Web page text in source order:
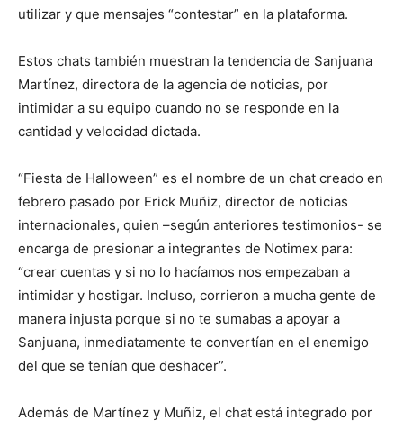
utilizar y que mensajes “contestar” en la plataforma.
Estos chats también muestran la tendencia de Sanjuana
Martínez, directora de la agencia de noticias, por
intimidar a su equipo cuando no se responde en la
cantidad y velocidad dictada.
“Fiesta de Halloween” es el nombre de un chat creado en
febrero pasado por Erick Muñiz, director de noticias
internacionales, quien –según anteriores testimonios- se
encarga de presionar a integrantes de Notimex para:
“crear cuentas y si no lo hacíamos nos empezaban a
intimidar y hostigar. Incluso, corrieron a mucha gente de
manera injusta porque si no te sumabas a apoyar a
Sanjuana, inmediatamente te convertían en el enemigo
del que se tenían que deshacer”.
Además de Martínez y Muñiz, el chat está integrado por